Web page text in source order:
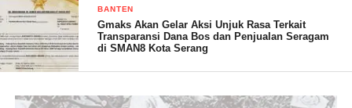
“Pasca dilantik KB PII Kota Serang dan 23 September legal
formal dari Kesbangpol telah didapat. Kami hari ini melakukan
audiensi untuk penguatan dan sinergi untuk melaksanakan
program kami kedepan,” ungkap Samsul
BANTEN
Gmaks Akan Gelar Aksi Unjuk Rasa Terkait
Transparansi Dana Bos dan Penjualan Seragam
di SMAN8 Kota Serang